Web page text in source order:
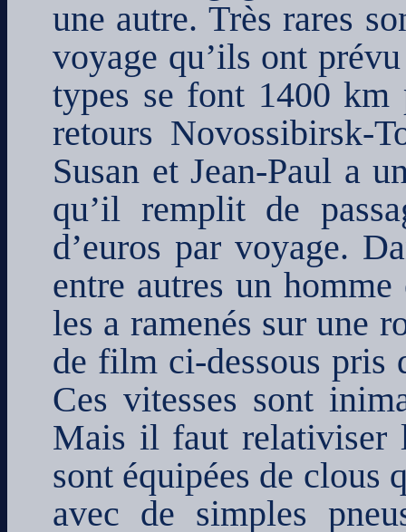
une autre. Très rares
voyage qu’ils ont
types se font 1400 km
retours Novossibirsk-
Susan et Jean-Paul a
qu’il remplit de
d’euros par voyage.
entre autres un
les a ramenés sur une
de film ci-dessous pris
Ces vitesses sont
Mais il faut relativiser
sont équipées de clous
avec de simples